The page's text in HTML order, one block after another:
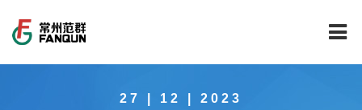
27 | 12 | 2023